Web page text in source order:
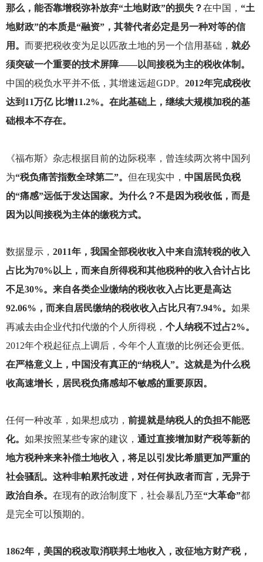
那么，能否靠增税弥补放弃“土地财政”的损失？在中国， “土
地财政”的本质是“融资”，其替代者必定是另一种对等的信
用。 而要把税收变为足以匹敌土地的另一个信用基础， 就必
须突破一个重要的技术屏障——以间接税为主的税收体制。
中国的税负水平并不低，其增速远超GDP。 2012年完成税收
达到11万亿 比增11.2%。在此基础上，继续大规模加税的基
础根本不存在。
《福布斯》杂志根据目前的边际税率，曾连续两次将中国列
为“税负痛苦指数全球第二”。 但在现实中， 中国居民负税
的“痛感”远低于发达国家。为什么？不是因为税收低，而是
因为以间接税为主体的缴税方式。
数据显示， 2011年，我国全部税收收入中来自流转税的收入
占比为70%以上，而来自所得税和其他税种的收入合计占比
不足30%。来自各类企业缴纳的税收收入占比更是高达
92.06%，而来自居民缴纳的税收收入占比只有7.94%。 如果
再减去由企业代扣代缴的个人所得税， 个人纳税不过占2%。
2012年个税起征点上调后，今年个人直缴的比例还会更低。
在严格意义上，中国没有真正的“纳税人”。这就是为什么税
收高速增长，居民税负痛感却不敏感的重要原因。
任何一种改革，如果想成功， 前提就是纳税人的负担不能恶
化。 如果按照某些专家的建议， 通过直接增加财产税等新的
地方税种来来补偿土地收入，将足以引发比希腊更加严重的
社会骚乱。这种非帕累托改进，对任何执政者而言，无异于
政治自杀。 在现有的政治制度下，社会暴乱乃至“大革命”都
是完全可以预期的。
1862年，美国的税改取消联邦土地收入，改征地方财产税，